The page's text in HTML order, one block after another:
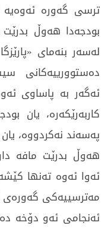
ترسی گەورە
بودجەدا هەوڵ
لەسەر بنەمای
دەستوورییەکانی
ئەگەر بە پاساوی
کاربەرێکەرە، یان
پەسەند نەکردووە،
هەوڵ بدرێت مافە
ئەوا ئەوە تەنها
مەترسییەکی گەورەی
ئەنجامی ئەو دۆخە